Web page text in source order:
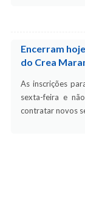
Encerram
do Crea
As inscrições
sexta-feira e
contratar novos